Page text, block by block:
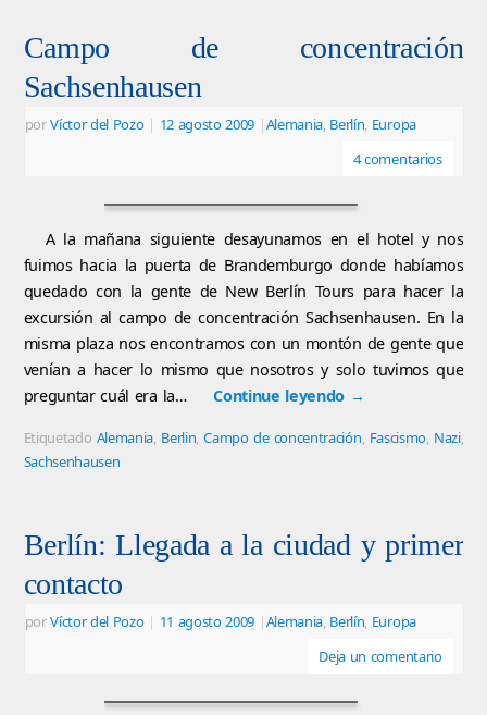
Campo de concentración
Sachsenhausen
porVíctor del Pozo | 12 agosto 2009 |Alemania, Berlín, Europa
4 comentarios
A la mañana siguiente desayunamos en el hotel y nos
fuimos hacia la puerta de Brandemburgo donde habíamos
quedado con la gente de New Berlín Tours para hacer la
excursión al campo de concentración Sachsenhausen. En la
misma plaza nos encontramos con un montón de gente que
venían a hacer lo mismo que nosotros y solo tuvimos que
preguntar cuál era la…
Continue leyendo →
Etiquetado Alemania, Berlin,Campo de concentración, Fascismo, Nazi,
Sachsenhausen
Berlín: Llegada a la ciudad y primer
contacto
porVíctor del Pozo | 11 agosto 2009 |Alemania, Berlín, Europa
Deja un comentario